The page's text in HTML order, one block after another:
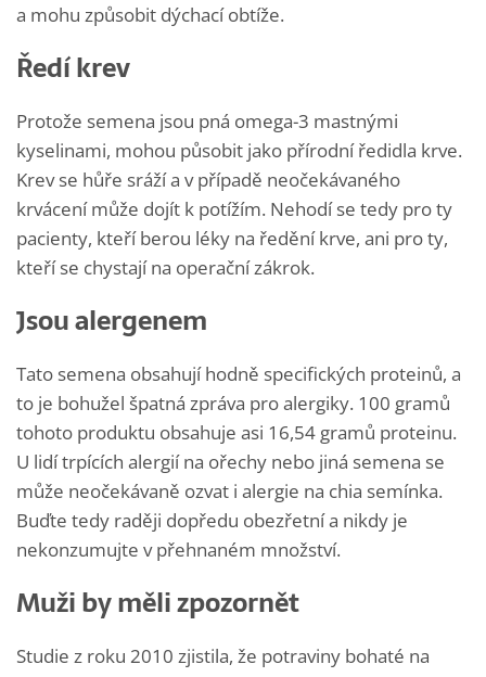
a mohu způsobit dýchací obtíže.
Ředí krev
Protože semena jsou pná omega-3 mastnými
kyselinami, mohou působit jako přírodní ředidla krve.
Krev se hůře sráží a v případě neočekávaného
krvácení může dojít k potížím. Nehodí se tedy pro ty
pacienty, kteří berou léky na ředění krve, ani pro ty,
kteří se chystají na operační zákrok.
Jsou alergenem
Tato semena obsahují hodně specifických proteinů, a
to je bohužel špatná zpráva pro alergiky. 100 gramů
tohoto produktu obsahuje asi 16,54 gramů proteinu.
U lidí trpících alergií na ořechy nebo jiná semena se
může neočekávaně ozvat i alergie na chia semínka.
Buďte tedy raději dopředu obezřetní a nikdy je
nekonzumujte v přehnaném množství.
Muži by měli zpozornět
Studie z roku 2010 zjistila, že potraviny bohaté na